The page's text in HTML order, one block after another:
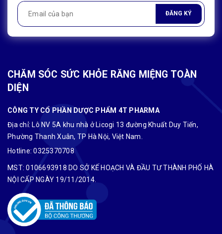
ĐĂNG KÝ
CHĂM SÓC SỨC KHỎE RĂNG MIỆNG TOÀN
DIỆN
CÔNG TY CỔ PHẦN DƯỢC PHẨM 4T PHARMA
Địa chỉ: Lô NV 5A khu nhà ở Licogi 13 đường Khuất Duy Tiến,
Phường Thanh Xuân, TP Hà Nội, Việt Nam.
Hotline:0325370708
MST: 0106693918 DO SỞ KẾ HOẠCH VÀ ĐẦU TƯ THÀNH PHỐ HÀ
NỘI CẤP NGÀY 19/11/2014.